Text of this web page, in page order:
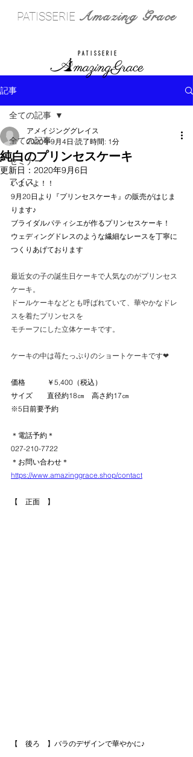
PATISSERIE Amazing Grace
記事
全ての記事
セミナー
アイス
全ての記事
純白のプリンセスケーキ
アメイジンググレイス
2020年9月4日 読了時間: 1分
更新日： 2020年9月6日
いよいよ！！
9月20日より『プリンセスケーキ』の販売がはじま
ります♪
ブライダルパティシエが作るプリンセスケーキ！
ウェディングドレスのような繊細なレースを丁寧に
つくりあげております
最近女の子の誕生日ケーキで人気なのがプリンセス
ケーキ。
ドールケーキなどとも呼ばれていて、華やかなドレ
スを着たプリンセスを
モチーフにした立体ケーキです。
ケーキの中は苺たっぷりのショートケーキです❤
価格　　　￥5,400（税込）
サイズ　　直径約18㎝　高さ約17㎝
※5日前要予約
＊電話予約＊
027-210-7722
＊お問い合わせ＊
https://www.amazinggrace.shop/contact
【　正面　】
【　後ろ　】バラのデザインで華やかに♪